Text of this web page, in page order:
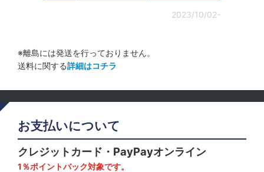
2023/10/02-
※離島には発送を行っておりません。
送料に関する詳細はコチラ
お支払いについて
クレジットカード・PayPayオンライン
1％ポイントバック対象です。